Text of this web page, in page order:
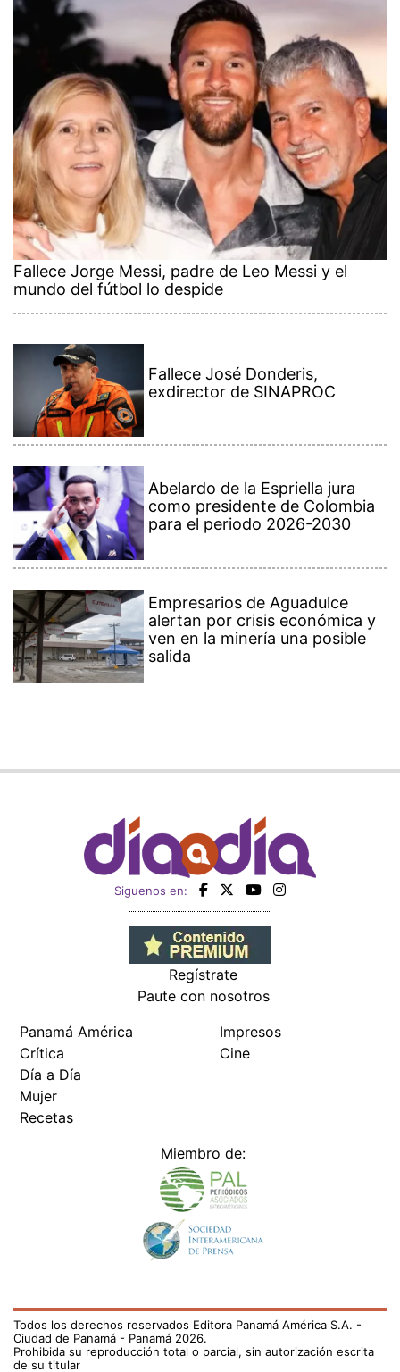
Fallece Jorge Messi, padre de Leo Messi y el
mundo del fútbol lo despide
Fallece José Donderis,
exdirector de SINAPROC
Abelardo de la Espriella jura
como presidente de Colombia
para el periodo 2026-2030
Empresarios de Aguadulce
alertan por crisis económica y
ven en la minería una posible
salida
Siguenos en:
Regístrate
Paute con nosotros
Panamá América
Crítica
Día a Día
Mujer
Recetas
Impresos
Cine
Miembro de:
Todos los derechos reservados Editora Panamá América S.A. -
Ciudad de Panamá - Panamá 2026.
Prohibida su reproducción total o parcial, sin autorización escrita
de su titular